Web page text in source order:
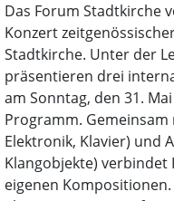
Das Forum Stadtkirche
Konzert
Stadtkirche. Unter der
präsentieren drei
am Sonntag, den 31.
Programm. Gemeinsam
Elektronik, Klavier) und
Klangobjekte) verbindet
eigenen